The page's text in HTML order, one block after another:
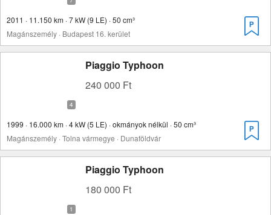
2011 · 11.150 km · 7 kW (9 LE) · 50 cm³
Magánszemély · Budapest 16. kerület
Piaggio Typhoon
240 000 Ft
1999 · 16.000 km · 4 kW (5 LE) · okmányok nélkül · 50 cm³
Magánszemély · Tolna vármegye · Dunaföldvár
Piaggio Typhoon
180 000 Ft